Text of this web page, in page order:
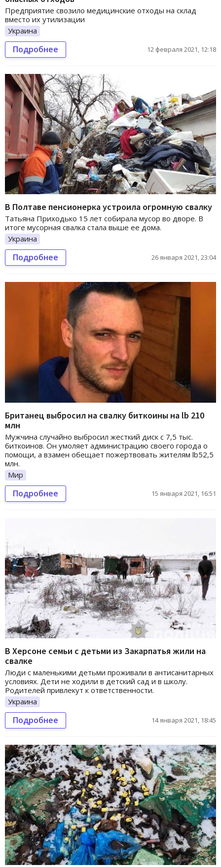
Предприятие свозило медицинские отходы на склад
вместо их утилизации
Украина
Подробнее 12 февраля 2021, 12:18
В Полтаве пенсионерка устроила огромную свалку
Татьяна Приходько 15 лет собирала мусор во дворе. В
итоге мусорная свалка стала выше ее дома.
Украина
Подробнее 26 января 2021, 23:04
Британец выбросил на свалку биткоины на lb 210
млн
Мужчина случайно выбросил жесткий диск с 7,5 тыс.
биткоинов. Он умоляет администрацию своего города о
помощи, а взамен обещает пожертвовать жителям lb52,5
млн.
Мир
Подробнее 15 января 2021, 16:51
В Херсоне семьи с детьми из Закарпатья жили на
свалке
Люди с маленькими детьми проживали в антисанитарных
условиях. Дети не ходили в детский сад и в школу.
Родителей привлекут к ответственности.
Украина
Подробнее 14 января 2021, 18:45